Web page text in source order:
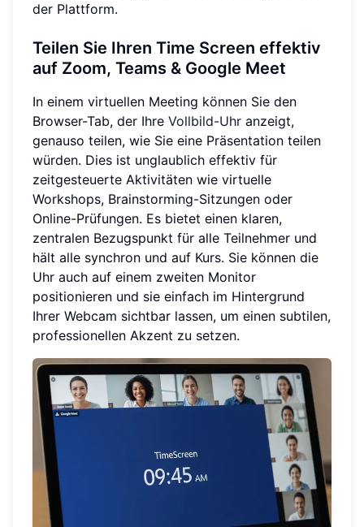
der Plattform.
Teilen Sie Ihren Time Screen effektiv
auf Zoom, Teams & Google Meet
In einem virtuellen Meeting können Sie den
Browser-Tab, der Ihre Vollbild-Uhr anzeigt,
genauso teilen, wie Sie eine Präsentation teilen
würden. Dies ist unglaublich effektiv für
zeitgesteuerte Aktivitäten wie virtuelle
Workshops, Brainstorming-Sitzungen oder
Online-Prüfungen. Es bietet einen klaren,
zentralen Bezugspunkt für alle Teilnehmer und
hält alle synchron und auf Kurs. Sie können die
Uhr auch auf einem zweiten Monitor
positionieren und sie einfach im Hintergrund
Ihrer Webcam sichtbar lassen, um einen subtilen,
professionellen Akzent zu setzen.